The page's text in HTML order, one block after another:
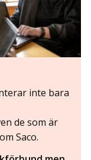
inte bara
de som är
Saco.